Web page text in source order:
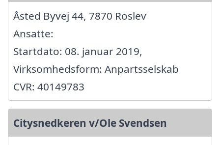
Åsted Byvej 44, 7870 Roslev
Ansatte:
Startdato: 08. januar 2019,
Virksomhedsform: Anpartsselskab
CVR: 40149783
Citysnedkeren v/Ole Svendsen